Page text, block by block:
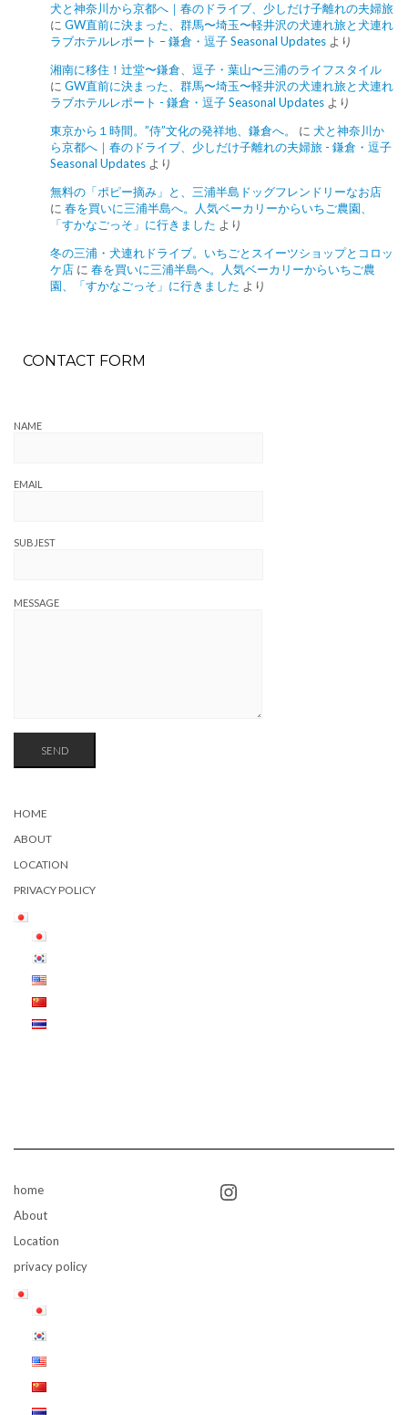
犬と神奈川から京都へ｜春のドライブ、少しだけ子離れの夫婦旅
に GW直前に決まった、群馬〜埼玉〜軽井沢の犬連れ旅と犬連れ
ラブホテルレポート – 鎌倉・逗子 Seasonal Updates より
湘南に移住！辻堂〜鎌倉、逗子・葉山〜三浦のライフスタイル
に GW直前に決まった、群馬〜埼玉〜軽井沢の犬連れ旅と犬連れ
ラブホテルレポート - 鎌倉・逗子 Seasonal Updates より
東京から１時間。”侍”文化の発祥地、鎌倉へ。
に 犬と神奈川か
ら京都へ｜春のドライブ、少しだけ子離れの夫婦旅 - 鎌倉・逗子
Seasonal Updates より
無料の「ポピー摘み」と、三浦半島ドッグフレンドリーなお店
に 春を買いに三浦半島へ。人気ベーカリーからいちご農園、
「すかなごっそ」に行きました より
冬の三浦・犬連れドライブ。いちごとスイーツショップとコロッ
ケ店 に 春を買いに三浦半島へ。人気ベーカリーからいちご農
園、「すかなごっそ」に行きました より
CONTACT FORM
NAME
EMAIL
SUBJEST
MESSAGE
HOME
ABOUT
LOCATION
PRIVACY POLICY
home
About
Location
privacy policy
Instagram